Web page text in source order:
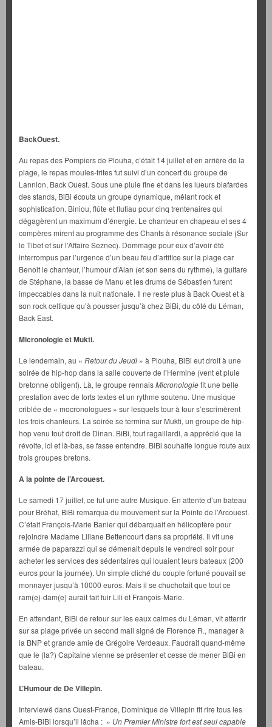
BackOuest.
Au repas des Pompiers de Plouha, c’était 14 juillet et en arrière de la
plage, le repas moules-frites fut suivi d’un concert du groupe de
Lannion, Back Ouest. Sous une pluie fine et dans les lueurs blafardes
des stands, BiBi écouta un groupe dynamique, mêlant rock et
sophistication. Biniou, flûte et flutiau pour cinq trentenaires qui
dégagèrent un maximum d’énergie. Le chanteur en chapeau et ses 4
compères mirent au programme des Chants à résonance sociale (Sur
le Tibet et sur l’Affaire Seznec). Dommage pour eux d’avoir été
interrompus par l’urgence d’un beau feu d’artifice sur la plage car
Benoit le chanteur, l’humour d’Alan (et son sens du rythme), la guitare
de Stéphane, la basse de Manu et les drums de Sébastien furent
impeccables dans la nuit nationale. Il ne reste plus à Back Ouest et à
son rock celtique qu’à pousser jusqu’à chez BiBi, du côté du Léman,
Back East.
Micronologie et Mukti.
Le lendemain, au « Retour du Jeudi » à Plouha, BiBi eut droit à une
soirée de hip-hop dans la salle couverte de l’Hermine (vent et pluie
bretonne obligent). Là, le groupe rennaisMicronologiefit une belle
prestation avec de forts textes et un rythme soutenu. Une musique
criblée de « mocronologues » sur lesquels tour à tour s’escrimèrent
les trois chanteurs. La soirée se termina sur Mukti, un groupe de hip-
hop venu tout droit de Dinan. BiBi, tout ragaillardi, a apprécié que la
révolte, ici et là-bas, se fasse entendre. BiBi souhaite longue route aux
trois groupes bretons.
A la pointe de l’Arcouest.
Le samedi 17 juillet, ce fut une autre Musique. En attente d’un bateau
pour Bréhat, BiBi remarqua du mouvement sur la Pointe de l’Arcouest.
C’était François-Marie Banier qui débarquait en hélicoptère pour
rejoindre Madame Liliane Bettencourt dans sa propriété. Il vit une
armée de paparazzi qui se démenait depuis le vendredi soir pour
acheter les services des sédentaires qui louaient leurs bateaux (200
euros pour la journée). Un simple cliché du couple fortuné pouvait se
monnayer jusqu’à 10000 euros. Mais il se chuchotait que tout ce
ram(e)-dam(e) aurait fait fuir Lili et François-Marie.
En attendant, BiBi de retour sur les eaux calmes du Léman, vit atterrir
sur sa plage privée un second mail signé de Florence R., manager à
la BNP et grande amie de Grégoire Verdeaux. Faudrait quand-même
que le (la?) Capitaine vienne se présenter et cesse de mener BiBi en
bateau.
L’Humour de De Villepin.
Interviewé dans Ouest-France, Dominique de Villepin fit rire tous les
Amis-BiBi lorsqu’il lâcha : » Un Premier Ministre fort est seul capable